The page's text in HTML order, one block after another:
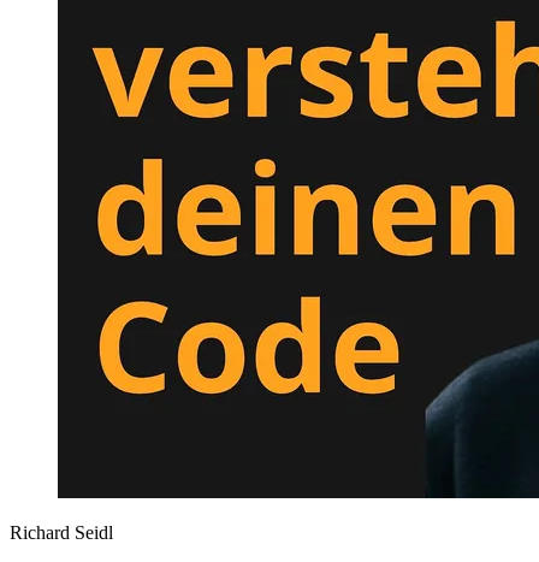
Richard Seidl